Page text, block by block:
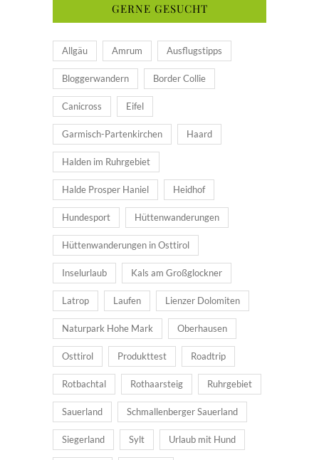
GERNE GESUCHT
Allgäu Amrum Ausflugstipps
Bloggerwandern Border Collie
Canicross Eifel
Garmisch-Partenkirchen Haard
Halden im Ruhrgebiet
Halde Prosper Haniel Heidhof
Hundesport Hüttenwanderungen
Hüttenwanderungen in Osttirol
Inselurlaub Kals am Großglockner
Latrop Laufen Lienzer Dolomiten
Naturpark Hohe Mark Oberhausen
Osttirol Produkttest Roadtrip
Rotbachtal Rothaarsteig Ruhrgebiet
Sauerland Schmallenberger Sauerland
Siegerland Sylt Urlaub mit Hund